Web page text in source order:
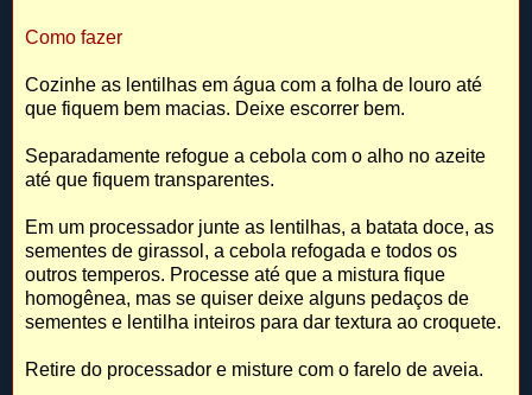
Como fazer
Cozinhe as lentilhas em água com a folha de louro até
que fiquem bem macias. Deixe escorrer bem.
Separadamente refogue a cebola com o alho no azeite
até que fiquem transparentes.
Em um processador junte as lentilhas, a batata doce, as
sementes de girassol, a cebola refogada e todos os
outros temperos. Processe até que a mistura fique
homogênea, mas se quiser deixe alguns pedaços de
sementes e lentilha inteiros para dar textura ao croquete.
Retire do processador e misture com o farelo de aveia.